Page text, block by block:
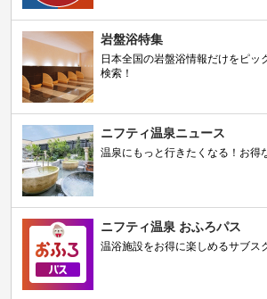
岩盤浴特集
日本全国の岩盤浴情報だけをピッ
検索！
ニフティ温泉ニュース
温泉にもっと行きたくなる！お得
ニフティ温泉 おふろパス
温浴施設をお得に楽しめるサブス